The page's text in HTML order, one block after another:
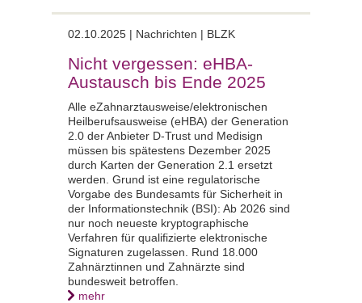
02.10.2025 | Nachrichten | BLZK
Nicht vergessen: eHBA-
Austausch bis Ende 2025
Alle eZahnarztausweise/elektronischen
Heilberufsausweise (eHBA) der Generation
2.0 der Anbieter D-Trust und Medisign
müssen bis spätestens Dezember 2025
durch Karten der Generation 2.1 ersetzt
werden. Grund ist eine regulatorische
Vorgabe des Bundesamts für Sicherheit in
der Informationstechnik (BSI): Ab 2026 sind
nur noch neueste kryptographische
Verfahren für qualifizierte elektronische
Signaturen zugelassen. Rund 18.000
Zahnärztinnen und Zahnärzte sind
bundesweit betroffen.
mehr